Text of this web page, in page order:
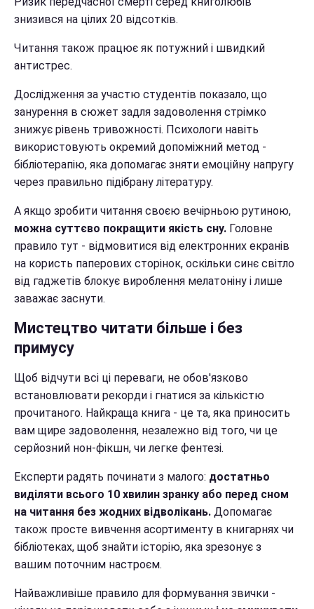
знизився на цілих 20 відсотків.
Читання також працює як потужний і швидкий
антистрес.
Дослідження за участю студентів показало, що
занурення в сюжет задля задоволення стрімко
знижує рівень тривожності. Психологи навіть
використовують окремий допоміжний метод -
бібліотерапію, яка допомагає зняти емоційну напругу
через правильно підібрану літературу.
А якщо зробити читання своєю вечірньою рутиною,
можна суттєво покращити якість сну. Головне
правило тут - відмовитися від електронних екранів
на користь паперових сторінок, оскільки синє світло
від гаджетів блокує вироблення мелатоніну і лише
заважає заснути.
Мистецтво читати більше і без
примусу
Щоб відчути всі ці переваги, не обов'язково
встановлювати рекорди і гнатися за кількістю
прочитаного. Найкраща книга - це та, яка приносить
вам щире задоволення, незалежно від того, чи це
серйозний нон-фікшн, чи легке фентезі.
Експерти радять починати з малого: достатньо
виділяти всього 10 хвилин зранку або перед сном
на читання без жодних відволікань. Допомагає
також просте вивчення асортименту в книгарнях чи
бібліотеках, щоб знайти історію, яка зрезонує з
вашим поточним настроєм.
Найважливіше правило для формування звички -